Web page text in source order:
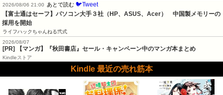
2026/08/06 21:00
あとで読む 🐦Tweet
【富士通はセーフ】パソコン大手３社（HP、ASUS、Acer）　中国製メモリーの
採用を開始
ライフハックちゃんねる弐式
2026/08/07
[PR] 【マンガ】『秋田書店』セール・キャンペーン中のマンガ本まとめ
Kindleストア
Kindle 最近の売れ筋本